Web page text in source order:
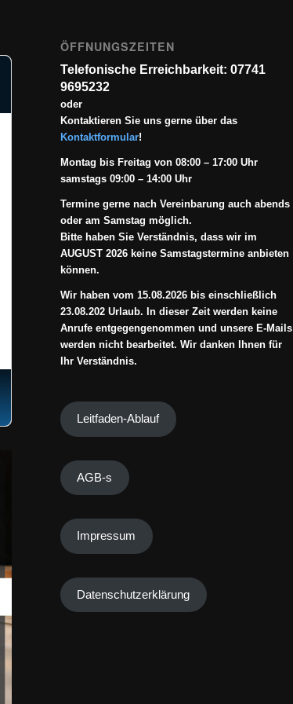
ÖFFNUNGSZEITEN
Telefonische Erreichbarkeit: 07741
9695232
oder
Kontaktieren Sie uns gerne über das
Kontaktformular!
Montag bis Freitag von 08:00 – 17:00 Uhr
samstags 09:00 – 14:00 Uhr
Termine gerne nach Vereinbarung auch abends
oder am Samstag möglich.
Bitte haben Sie Verständnis, dass wir im
AUGUST 2026 keine Samstagstermine anbieten
können.
Wir haben vom 15.08.2026 bis einschließlich
23.08.202 Urlaub. In dieser Zeit werden keine
Anrufe entgegengenommen und unsere E-Mails
werden nicht bearbeitet. Wir danken Ihnen für
Ihr Verständnis.
Leitfaden-Ablauf
AGB-s
Impressum
Datenschutzerklärung